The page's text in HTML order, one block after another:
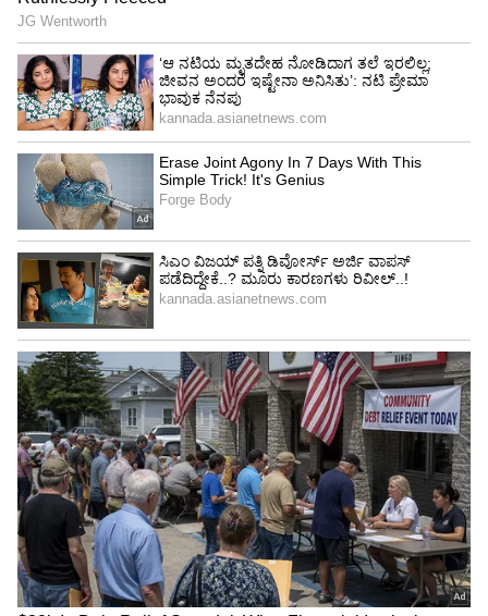
ದಾಯಾದಿಗಳಾದ್ರಾ ಎನ್ನುವ ಅನುಮಾನ ಕಾಡಲಾರಂಭಿಸಿದೆ.
ರನ್‌ ಮಳೆ ಹರಿದ ಈ ಪಂದ್ಯದಲ್ಲಿ ಕೃನಾಲ್ ಅವರ ಆಟವೂ
ಗಮನ ಸೆಳೆಯಿತು. ನಾಲ್ಕು ಓವರ್‌ಗಳಲ್ಲಿ ಕೇವಲ 26 ರನ್
ನೀಡಿ, ನಿರ್ಣಾಯಕ ಹಂತದಲ್ಲಿ ಸೂರ್ಯಕುಮಾರ್ ಯಾದವ್
ಅವರ ವಿಕೆಟ್ ಪಡೆದು ಮುಂಬೈ ಇಂಡಿಯನ್ಸ್ ಓಟಕ್ಕೆ ತಡೆ